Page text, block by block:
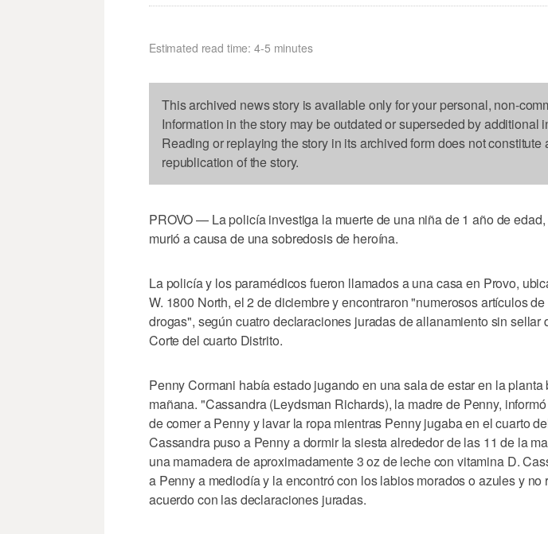
Estimated read time: 4-5 minutes
This archived news story is available only for your personal, non-
Information in the story may be outdated or superseded by additional
Reading or replaying the story in its archived form does not constitute
republication of the story.
PROVO — La policía investiga la muerte de una niña de 1 año de
murió a causa de una sobredosis de heroína.
La policía y los paramédicos fueron llamados a una casa en Provo,
W. 1800 North, el 2 de diciembre y encontraron "numerosos artículos
drogas", según cuatro declaraciones juradas de allanamiento sin sellar
Corte del cuarto Distrito.
Penny Cormani había estado jugando en una sala de estar en la planta
mañana. "Cassandra (Leydsman Richards), la madre de Penny,
de comer a Penny y lavar la ropa mientras Penny jugaba en el cuarto
Cassandra puso a Penny a dormir la siesta alrededor de las 11 de la
una mamadera de aproximadamente 3 oz de leche con vitamina D.
a Penny a mediodía y la encontró con los labios morados o azules y no
acuerdo con las declaraciones juradas.